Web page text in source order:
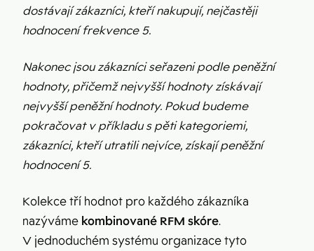
dostávají zákazníci, kteří nakupují, nejčastěji
hodnocení frekvence 5.
Nakonec jsou zákazníci seřazeni podle peněžní
hodnoty, přičemž nejvyšší hodnoty získávají
nejvyšší peněžní hodnoty. Pokud budeme
pokračovat v příkladu s pěti kategoriemi,
zákazníci, kteří utratili nejvíce, získají peněžní
hodnocení 5.
Kolekce tří hodnot pro každého zákazníka
nazýváme kombinované RFM skóre.
V jednoduchém systému organizace tyto